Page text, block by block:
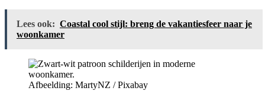
Lees ook: Coastal cool stijl: breng de vakantiesfeer naar je
woonkamer
Afbeelding: MartyNZ / Pixabay